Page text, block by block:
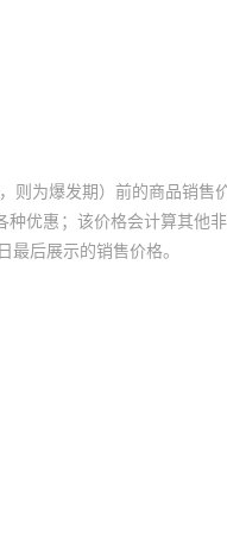
则为爆发期）前的商品销售
种优惠；该价格会计算其他
后展示的销售价格。